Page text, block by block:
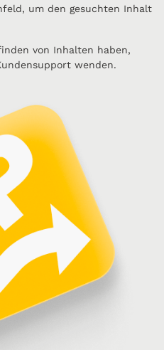
um den gesuchten Inhalt
von Inhalten haben,
wenden.